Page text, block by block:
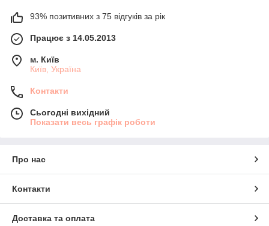
93% позитивних з 75 відгуків за рік
Працює з 14.05.2013
м. Київ
Київ, Україна
Контакти
Сьогодні вихідний
Показати весь графік роботи
Про нас
Контакти
Доставка та оплата